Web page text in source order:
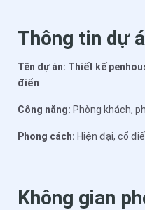
Thông tin dự
Tên dự án: Thiết kế
điển
Công năng: Phòng khách,
Phong cách: Hiện đại, cổ
Không gian